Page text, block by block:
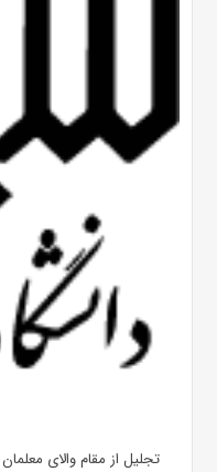
تجلیل از مقام والای